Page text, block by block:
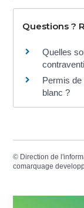
Questions ?
Quelles
Permis de
blanc ?
© Direction de
comarquage